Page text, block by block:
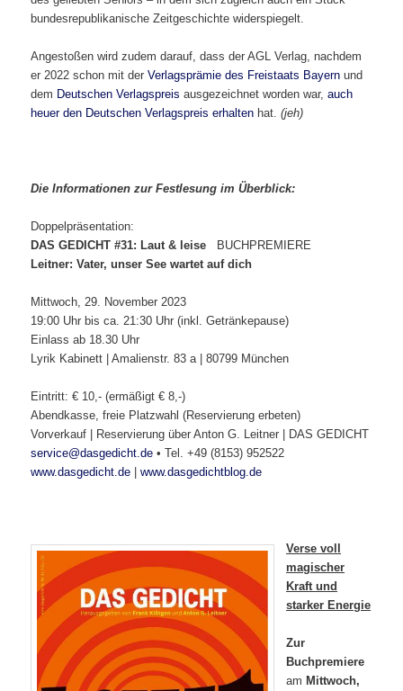
bundesrepublikanische Zeitgeschichte widerspiegelt.
Angestoßen wird zudem darauf, dass der AGL Verlag, nachdem
er 2022 schon mit derVerlagsprämie des Freistaats Bayern und
dem Deutschen Verlagspreis ausgezeichnet worden war,auch
heuer den Deutschen Verlagspreis erhalten hat.(jeh)
Die Informationen zur Festlesung imÜberblick:
Doppelpräsentation:
DAS GEDICHT #31: Laut & leise
BUCHPREMIERE
Leitner: Vater, unser See wartet auf dich
Mittwoch, 29. November 2023
19:00 Uhr bis ca. 21:30 Uhr (inkl. Getränkepause)
Einlass ab 18.30 Uhr
Lyrik Kabinett | Amalienstr. 83 a | 80799 München
Eintritt: € 10,- (ermäßigt € 8,-)
Abendkasse, freie Platzwahl (Reservierung erbeten)
Vorverkauf | Reservierung über Anton G. Leitner | DAS GEDICHT
service@dasgedicht.de • Tel. +49 (8153) 952522
www.dasgedicht.de |www.dasgedichtblog.de
Verse voll
magischer
Kraft und
starker Energie
Zur
Buchpremiere
am Mittwoch,